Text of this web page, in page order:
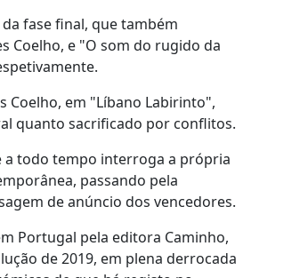
fase final, que também
Coelho, e "O som do rugido da
Coelho, em "Líbano Labirinto",
quanto sacrificado por conflitos.
a todo tempo interroga a própria
passando pela
de anúncio dos vencedores.
Portugal pela editora Caminho,
de 2019, em plena derrocada